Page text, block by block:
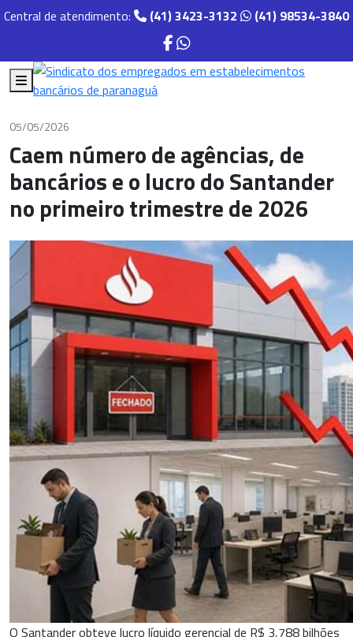
Central de atendimento: (41) 3423-3132 (41) 98534-3840
05/05/2026
Caem número de agências, de
bancários e o lucro do Santander
no primeiro trimestre de 2026
O Santander obteve lucro líquido gerencial de R$ 3,788 bilhões